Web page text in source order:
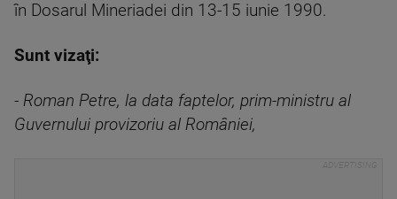
în Dosarul Mineriadei din 13-15 iunie 1990.
Sunt vizaţi:
- Roman Petre, la data faptelor, prim-ministru al
Guvernului provizoriu al României,